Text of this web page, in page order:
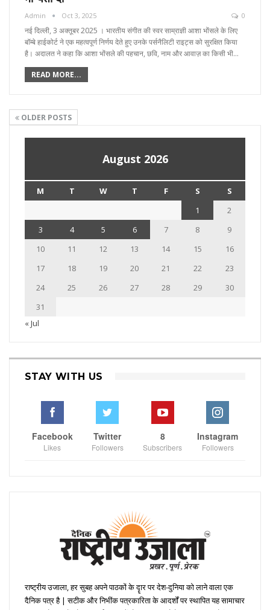
Admin Oct 3, 2025 0
नई दिल्ली, 3 अक्तूबर 2025 । भारतीय संगीत की स्वर साम्राज्ञी आशा भोंसले के लिए
बॉम्बे हाईकोर्ट ने एक महत्वपूर्ण निर्णय देते हुए उनके पर्सनैलिटी राइट्स को सुरक्षित किया
है। अदालत ने कहा कि आशा भोंसले की पहचान, छवि, नाम और आवाज़ का किसी भी…
READ MORE...
OLDER POSTS
August 2026
M T W T F S
S
1
2
3
4 5 6 7 8
9
10
11 12 13 14 15
16
17
18 19 20 21 22
23
24
25 26 27 28 29
30
31
« Jul
STAY WITH US
Facebook
Likes
Twitter
Followers
8
Subscribers
Instagram
Followers
राष्ट्रीय उजाला, हर सुबह अपने पाठकों के दॄार पर देश-दुनिया को लाने वाला एक
दैनिक पत्र है | सटीक और निभींक पत्रकारिता के आदर्शों पर स्थापित यह सामाचार